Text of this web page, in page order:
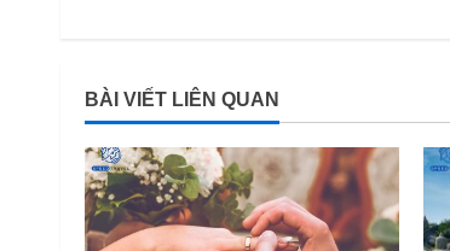
i
n
u
BÀI VIẾT LIÊN QUAN